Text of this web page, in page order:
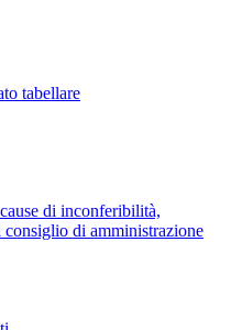
tabellare
di inconferibilità,
di amministrazione